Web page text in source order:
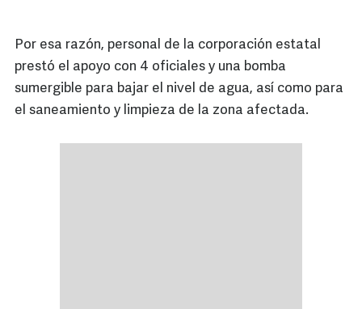
Por esa razón, personal de la corporación estatal
prestó el apoyo con 4 oficiales y una bomba
sumergible para bajar el nivel de agua, así como para
el saneamiento y limpieza de la zona afectada.